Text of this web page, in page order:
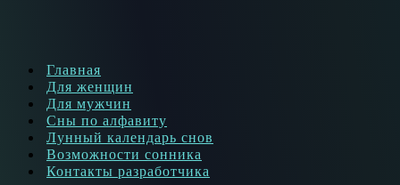
Главная
Для женщин
Для мужчин
Сны по алфавиту
Лунный календарь снов
Возможности сонника
Контакты разработчика